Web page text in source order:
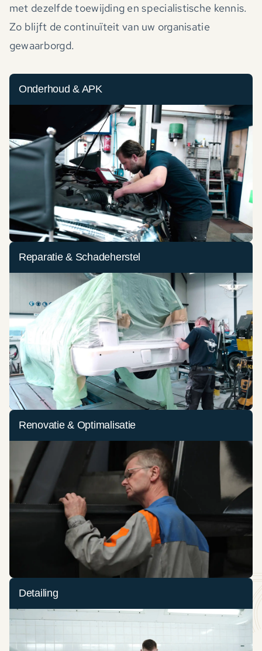
met dezelfde toewijding en specialistische kennis.
Zo blijft de continuïteit van uw organisatie
gewaarborgd.
Onderhoud & APK
Reparatie & Schadeherstel
Renovatie & Optimalisatie
Detailing